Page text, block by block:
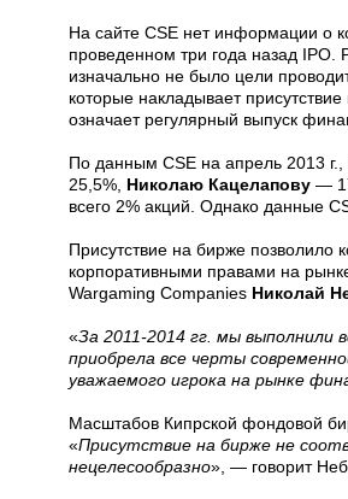
На сайте CSE нет информации о
проведенном три года назад IPO.
изначально не было цели
которые накладывает
означает регулярный выпуск
По данным CSE на апрель 2013 г.,
25,5%, Николаю Кацелапову —
всего 2% акций. Однако данные
Присутствие на бирже позволило
корпоративными правами на
Wargaming Companies Николай
«За 2011-2014 гг. мы выполнили
приобрела все черты
уважаемого игрока на рынке
Масштабов Кипрской фондовой
«Присутствие на бирже не
нецелесообразно», — говорит